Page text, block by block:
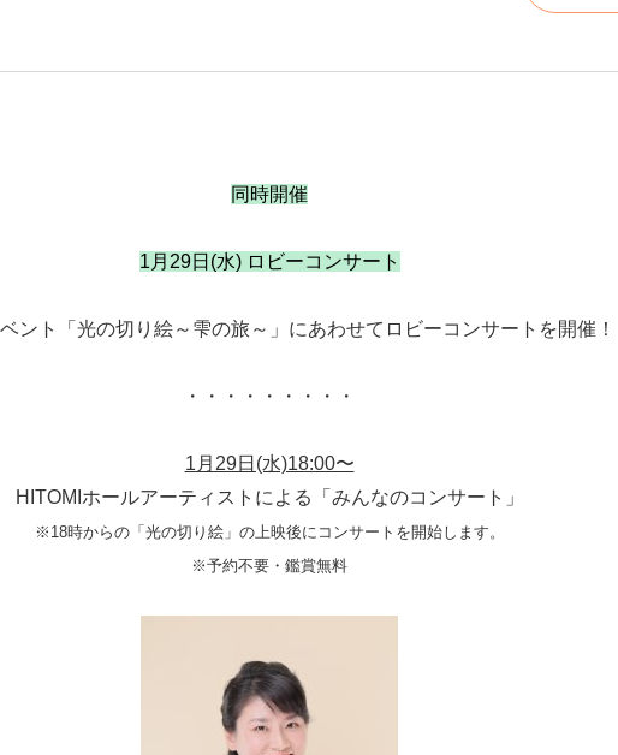
同時開催
1月29日(水) ロビーコンサート
ント「光の切り絵～雫の旅～」にあわせてロビーコンサートを開催！
・・・・・・・・・
1月29日(水)18:00〜
HITOMIホールアーティストによる「みんなのコンサート」
※18時からの「光の切り絵」の上映後にコンサートを開始します。
※予約不要・鑑賞無料